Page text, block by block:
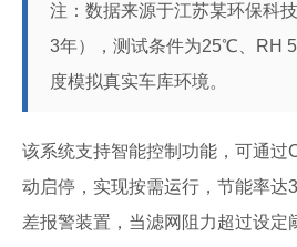
注：数据来源于江苏某环保科
3年），测试条件为25℃、RH
度模拟真实车库环境。
该系统支持智能控制功能，可通过
动启停，实现按需运行，节能率达
差报警装置，当滤网阻力超过设定